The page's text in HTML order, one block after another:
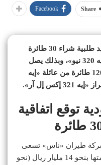
Share
Facebook
«ناس» عن تأكيد طلبية شراء 30 طائرة
جديدة من شركة «إيرباص» طراز «إيه 320 نيو»، وبذلك يصل
إجمالي طلبات طيران «ناس» إلى 120 طائرة من عائلة «إيه
توقع اتفاقية
طيران «ناس» تسعى
التي تقدر قيمتها بنحو 14 مليار ريال (نحو